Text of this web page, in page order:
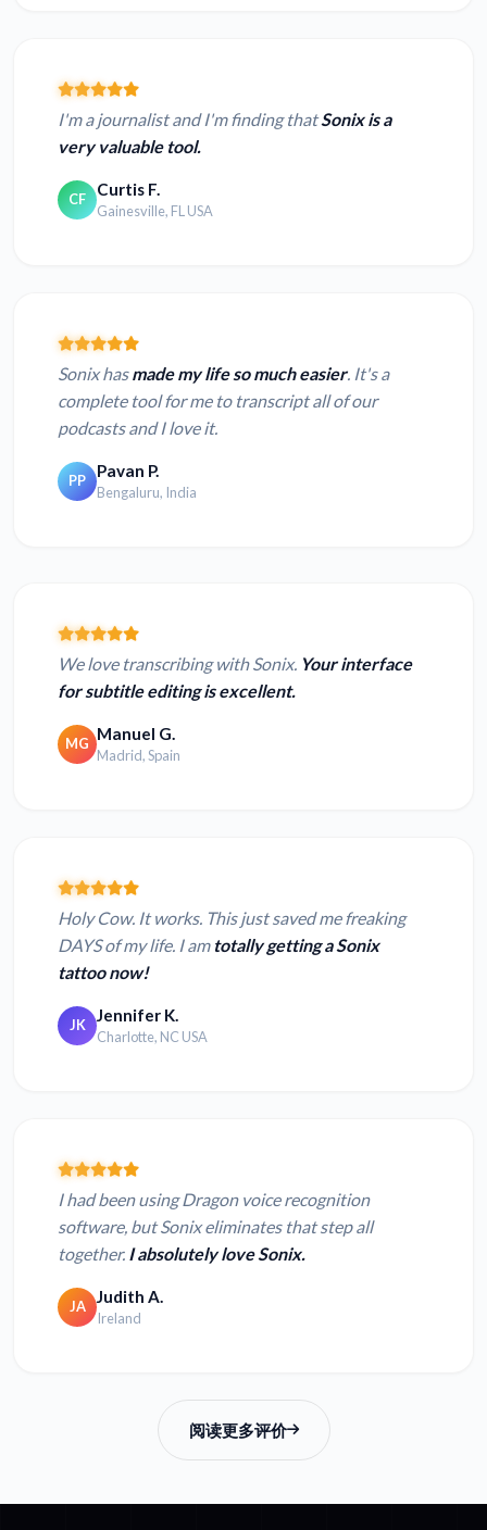
I'm a journalist and I'm finding thatSonix is a
very valuable tool.
CF Curtis F.
Gainesville, FL USA
Sonix hasmade my life so much easier. It's a
complete tool for me to transcript all of our
podcasts and I love it.
PP Pavan P.
Bengaluru, India
We love transcribing with Sonix. Your interface
for subtitle editing is excellent.
MG Manuel G.
Madrid, Spain
Holy Cow. It works. This just saved me freaking
DAYS of my life. I am totally getting a Sonix
tattoo now!
JK Jennifer K.
Charlotte, NC USA
I had been using Dragon voice recognition
software, but Sonix eliminates that step all
together. I absolutely love Sonix.
JA Judith A.
Ireland
阅读更多评价